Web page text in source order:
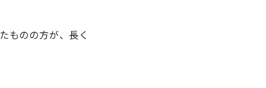
ものの方が、長く